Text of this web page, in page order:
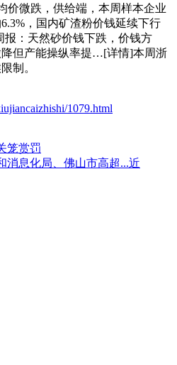
价微跌，供给端，本周样本企业
，国内矿渣粉价钱延续下行
报：天然砂价钱下跌，价钱方
但产能操纵率提…[详情]本周浙
制。
1079.html
笼赏罚
消息化局、佛山市高超...近